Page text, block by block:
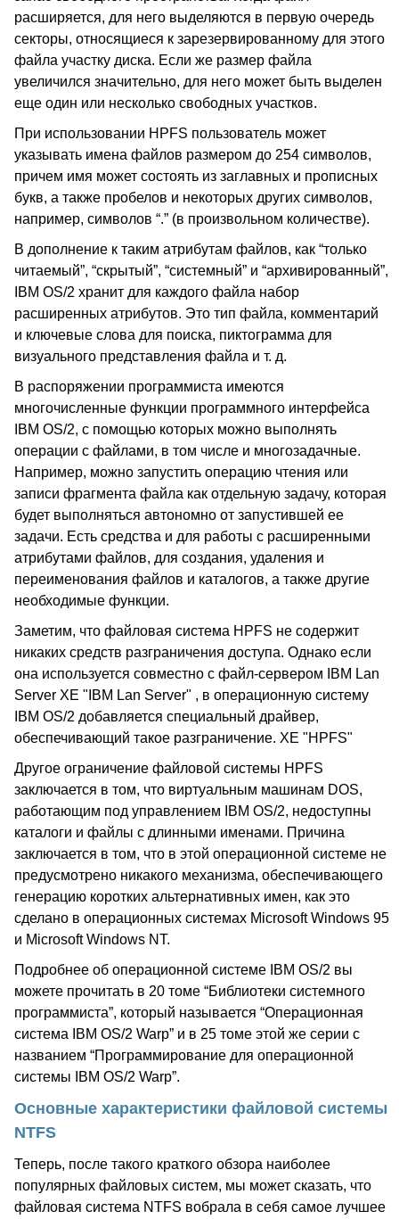
расширяется, для него выделяются в первую очередь
секторы, относящиеся к зарезервированному для этого
файла участку диска. Если же размер файла
увеличился значительно, для него может быть выделен
еще один или несколько свободных участков.
При использовании HPFS пользователь может
указывать имена файлов размером до 254 символов,
причем имя может состоять из заглавных и прописных
букв, а также пробелов и некоторых других символов,
например, символов “.” (в произвольном количестве).
В дополнение к таким атрибутам файлов, как “только
читаемый”, “скрытый”, “системный” и “архивированный”,
IBM OS/2 хранит для каждого файла набор
расширенных атрибутов. Это тип файла, комментарий
и ключевые слова для поиска, пиктограмма для
визуального представления файла и т. д.
В распоряжении программиста имеются
многочисленные функции программного интерфейса
IBM OS/2, с помощью которых можно выполнять
операции с файлами, в том числе и многозадачные.
Например, можно запустить операцию чтения или
записи фрагмента файла как отдельную задачу, которая
будет выполняться автономно от запустившей ее
задачи. Есть средства и для работы с расширенными
атрибутами файлов, для создания, удаления и
переименования файлов и каталогов, а также другие
необходимые функции.
Заметим, что файловая система HPFS не содержит
никаких средств разграничения доступа. Однако если
она используется совместно с файл-сервером IBM Lan
Server XE "IBM Lan Server" , в операционную систему
IBM OS/2 добавляется специальный драйвер,
обеспечивающий такое разграничение. XE "HPFS"
Другое ограничение файловой системы HPFS
заключается в том, что виртуальным машинам DOS,
работающим под управлением IBM OS/2, недоступны
каталоги и файлы с длинными именами. Причина
заключается в том, что в этой операционной системе не
предусмотрено никакого механизма, обеспечивающего
генерацию коротких альтернативных имен, как это
сделано в операционных системах Microsoft Windows 95
и Microsoft Windows NT.
Подробнее об операционной системе IBM OS/2 вы
можете прочитать в 20 томе “Библиотеки системного
программиста”, который называется “Операционная
система IBM OS/2 Warp” и в 25 томе этой же серии с
названием “Программирование для операционной
системы IBM OS/2 Warp”.
Основные характеристики файловой системы
NTFS
Теперь, после такого краткого обзора наиболее
популярных файловых систем, мы может сказать, что
файловая система NTFS вобрала в себя самое лучшее